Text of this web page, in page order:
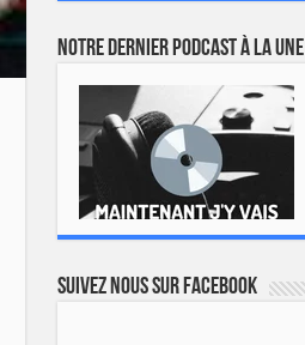
Notre dernier podcast à la une
Suivez nous sur Facebook